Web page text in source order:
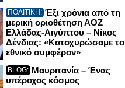
ΠΟΛΙΤΙΚΗ: Έξι χρόνια από τη
μερική οριοθέτηση ΑΟΖ
Ελλάδας-Αιγύπτου – Νίκος
Δένδιας: «Κατοχυρώσαμε το
εθνικό συμφέρον»
BLOG: Μαυριτανία – Ένας
υπέροχος κόσμος